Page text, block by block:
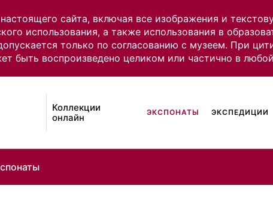
сайта, включая все изображения и
использования, а также использования в
только по согласованию с музеем. При
быть воспроизведено целиком или частично в
Коллекции
онлайн
ЭКСПОНАТЫ ЭКСПЕДИЦИИ